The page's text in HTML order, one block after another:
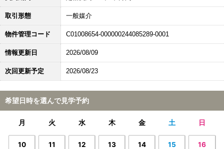
取引形態 一般媒介
物件管理コード C01008654-000000244085289-0001
情報更新日 2026/08/09
次回更新予定 2026/08/23
希望日時を選んで見学予約
月 火 水 木 金 土 日
10 11 12 13 14 15 16